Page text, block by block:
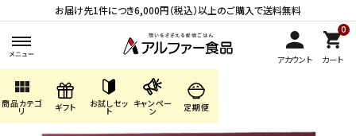
お届け先1件につき6,000円（税込）以上のご購入で送料無料
アカウント
0
カート
view_module
商品カテゴ
リ ギフト お試しセッ
ト
キャンペー
ン 定期便
search